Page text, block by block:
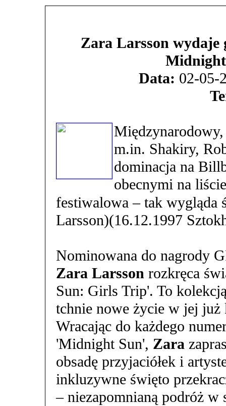
Zara Larsson
Data: 02-05-
Międzynarodowy,
m.in. Shakiry,
dominacja na
obecnymi na
festiwalowa – tak wygląda
Larsson)(16.12.1997
Nominowana do nagrody
Zara Larsson rozkręca
Sun: Girls Trip'. To
tchnie nowe życie w jej już
Wracając do każdego
'Midnight Sun', Zara
obsadę przyjaciółek i
inkluzywne święto
– niezapomnianą podróż w